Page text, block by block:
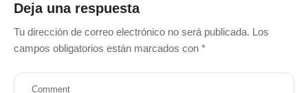
Deja una respuesta
Tu dirección de correo electrónico no será publicada. Los
campos obligatorios están marcados con *